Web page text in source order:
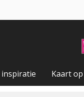
inspiratie Kaart